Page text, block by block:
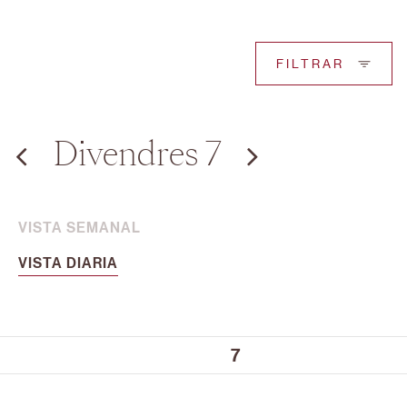
FILTRAR
Divendres 7
VISTA SEMANAL
VISTA DIARIA
7